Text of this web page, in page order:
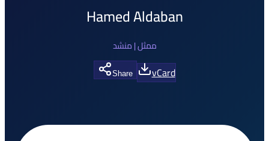
Hamed Aldaban
ممثل | منشد
Share vCard